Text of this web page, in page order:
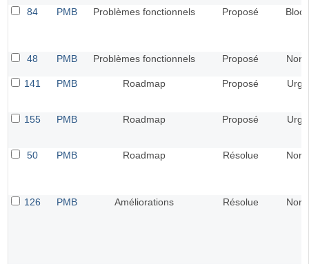
84 PMB Problèmes fonctionnels Proposé
48 PMB Problèmes fonctionnels Proposé
141 PMB Roadmap Proposé
155 PMB Roadmap Proposé
50 PMB Roadmap Résolue
126 PMB Améliorations Résolue